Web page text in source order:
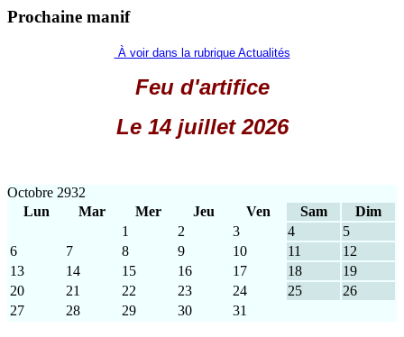
Prochaine manif
À voir dans la rubrique Actualités
Feu d'artifice
Le 14 juillet 2026
Octobre 2932
Lun
Mar Mer Jeu Ven Sam
Dim
1
2 3 4
5
6
7 8 9 10 11
12
13
14 15 16 17 18
19
20
21 22 23 24 25
26
27
28 29 30 31